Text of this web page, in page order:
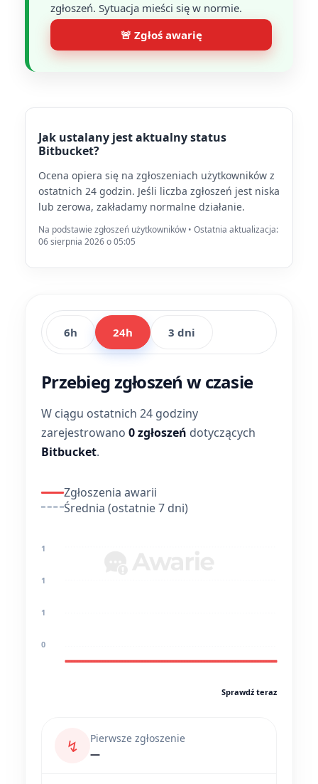
zgłoszeń. Sytuacja mieści się w normie.
🚨 Zgłoś awarię
Jak ustalany jest aktualny status
Bitbucket?
Ocena opiera się na zgłoszeniach użytkowników z
ostatnich 24 godzin. Jeśli liczba zgłoszeń jest niska
lub zerowa, zakładamy normalne działanie.
Na podstawie zgłoszeń użytkowników • Ostatnia aktualizacja:
06 sierpnia 2026 o 05:05
6h 24h 3 dni
Przebieg zgłoszeń w czasie
W ciągu ostatnich 24 godziny
zarejestrowano 0 zgłoszeń dotyczących
Bitbucket.
Zgłoszenia awarii
Średnia (ostatnie 7 dni)
1
1
1
0
Sprawdź teraz
↯
Pierwsze zgłoszenie
—